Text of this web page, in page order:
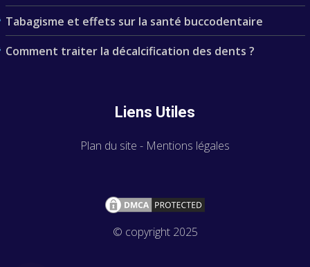
Tabagisme et effets sur la santé buccodentaire
Comment traiter la décalcification des dents ?
Liens Utiles
Plan du site - Mentions légales
© copyright 2025